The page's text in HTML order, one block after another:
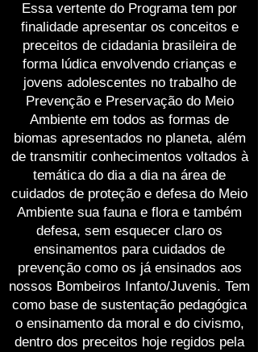
Essa vertente do Programa tem por
finalidade apresentar os conceitos e
preceitos de cidadania brasileira de
forma lúdica envolvendo crianças e
jovens adolescentes no trabalho de
Prevenção e Preservação do Meio
Ambiente em todos as formas de
biomas apresentados no planeta, além
de transmitir conhecimentos voltados à
temática do dia a dia na área de
cuidados de proteção e defesa do Meio
Ambiente sua fauna e flora e também
defesa, sem esquecer claro os
ensinamentos para cuidados de
prevenção como os já ensinados aos
nossos Bombeiros Infanto/Juvenis. Tem
como base de sustentação pedagógica
o ensinamento da moral e do civismo,
dentro dos preceitos hoje regidos pela